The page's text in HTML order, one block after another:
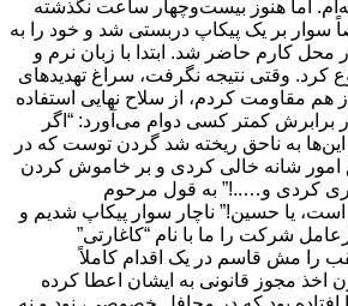
اما هنوز بیست‌وچهار ساعت نگذشته
بر یک پیکاپ دربستی شد و خود را به
محل کارم حاضر شد. ابتدا با زبان نرم و
کرد. وقتی نتیجه نگرفت، سراغ تهدیدهای
هم مقاومت کردم، از سلاح نهایی استفاده
برابرش کمتر کسی دوام می‌آورد: “اگر
این‌ها به ناحق ریخته شد گردن توست که در
شانه خالی کردی و بر خاموش کردن
کردی و…..!” به قول مرحوم
یا حسین!” ناچار سوار پیکاپ شدیم و
شرکت را ما با نام “کاغارتی”
را مش قاسم در یک اقدام کاملاً
اخذ مجوز قانونی به ایشان اعطا کرده